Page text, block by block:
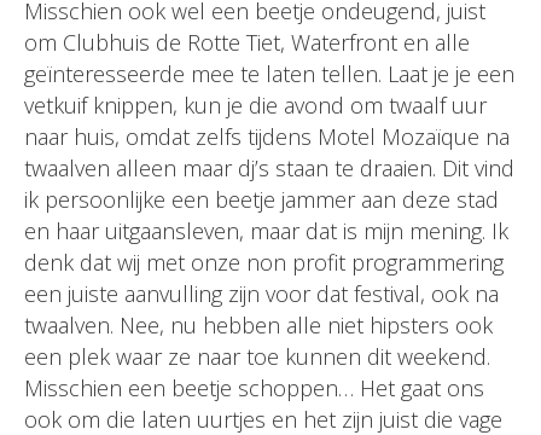
Misschien ook wel een beetje ondeugend, juist
om Clubhuis de Rotte Tiet, Waterfront en alle
geïnteresseerde mee te laten tellen. Laat je je een
vetkuif knippen, kun je die avond om twaalf uur
naar huis, omdat zelfs tijdens Motel Mozaïque na
twaalven alleen maar dj’s staan te draaien. Dit vind
ik persoonlijke een beetje jammer aan deze stad
en haar uitgaansleven, maar dat is mijn mening. Ik
denk dat wij met onze non profit programmering
een juiste aanvulling zijn voor dat festival, ook na
twaalven. Nee, nu hebben alle niet hipsters ook
een plek waar ze naar toe kunnen dit weekend.
Misschien een beetje schoppen… Het gaat ons
ook om die laten uurtjes en het zijn juist die vage